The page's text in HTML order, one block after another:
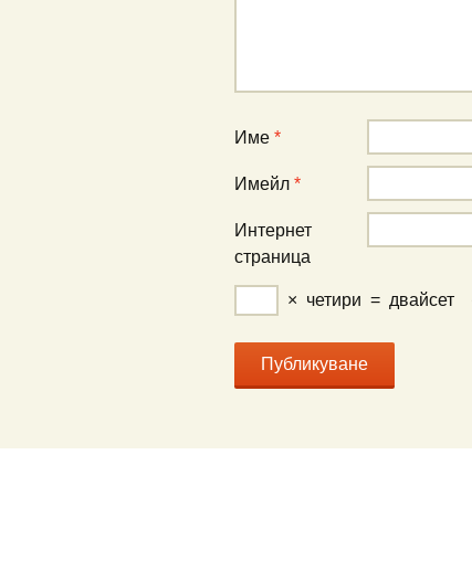
Име *
Имейл *
Интернет
страница
× четири = двайсет